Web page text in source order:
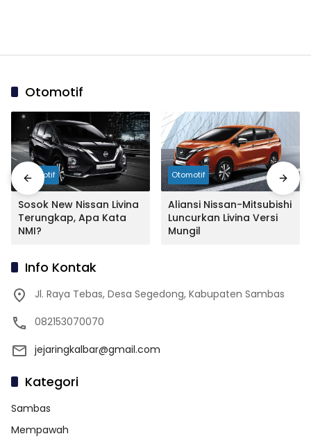
Otomotif
Otomotif
Sosok New Nissan Livina
Terungkap, Apa Kata
NMI?
Otomotif
Aliansi Nissan-Mitsubishi
Luncurkan Livina Versi
Mungil
Info Kontak
Jl. Raya Tebas, Desa Segedong, Kabupaten Sambas
082153070070
jejaringkalbar@gmail.com
Kategori
Sambas
Mempawah